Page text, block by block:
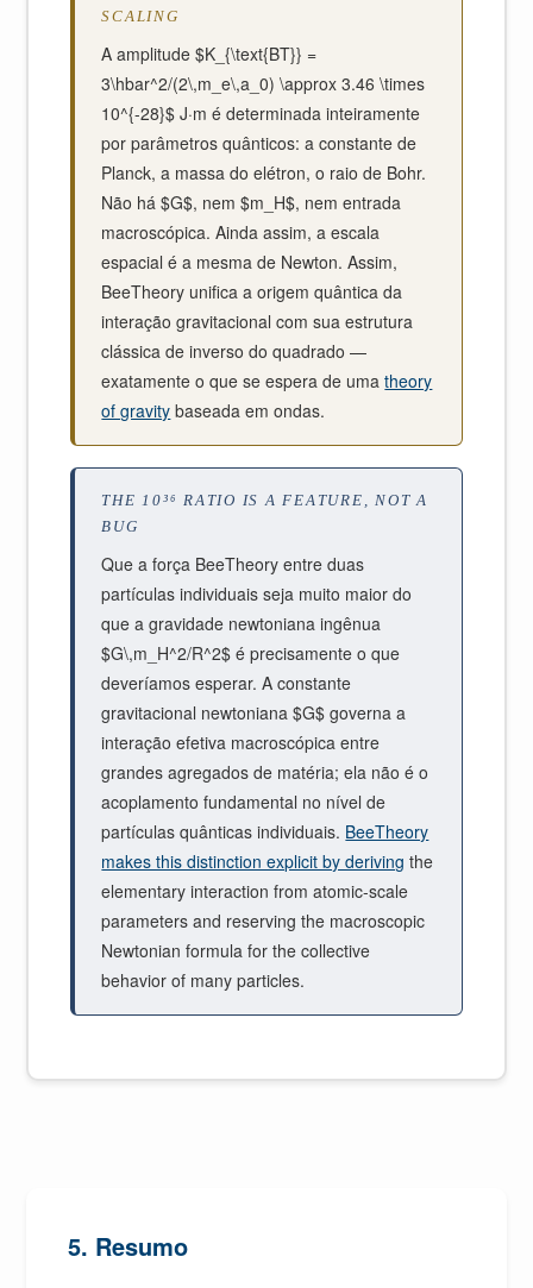
SCALING
A amplitude $K_{\text{BT}} =
3\hbar^2/(2\,m_e\,a_0) \approx 3.46 \times
10^{-28}$ J·m é determinada inteiramente
por parâmetros quânticos: a constante de
Planck, a massa do elétron, o raio de Bohr.
Não há $G$, nem $m_H$, nem entrada
macroscópica. Ainda assim, a escala
espacial é a mesma de Newton. Assim,
BeeTheory unifica a origem quântica da
interação gravitacional com sua estrutura
clássica de inverso do quadrado —
exatamente o que se espera de umatheory
of gravity baseada em ondas.
THE 10³⁶ RATIO IS A FEATURE, NOT A
BUG
Que a força BeeTheory entre duas
partículas individuais seja muito maior do
que a gravidade newtoniana ingênua
$G\,m_H^2/R^2$ é precisamente o que
deveríamos esperar. A constante
gravitacional newtoniana $G$ governa a
interação efetiva macroscópica entre
grandes agregados de matéria; ela não é o
acoplamento fundamental no nível de
partículas quânticas individuais. BeeTheory
makes this distinction explicit by deriving the
elementary interaction from atomic-scale
parameters and reserving the macroscopic
Newtonian formula for the collective
behavior of many particles.
5. Resumo